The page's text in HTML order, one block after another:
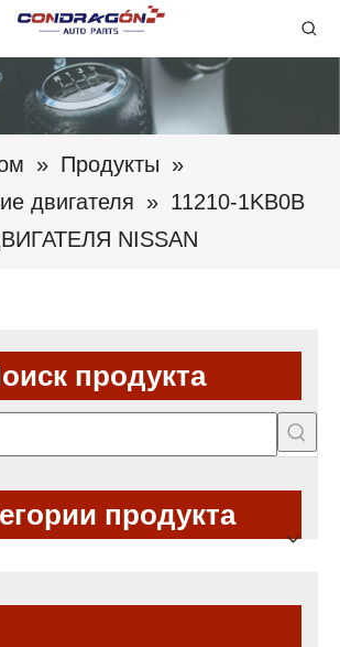
» Продукты »
двигателя » 11210-1KB0B
NISSAN
продукта
продукта